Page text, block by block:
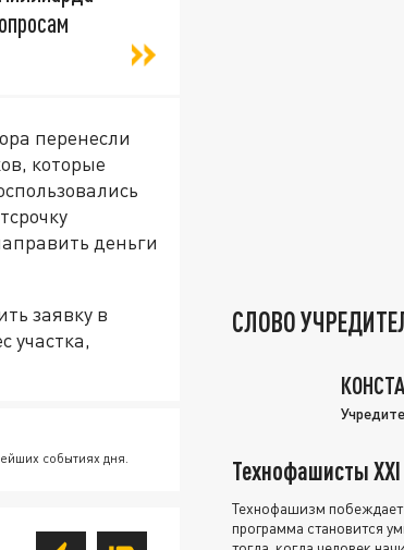
перенесли
которые
деньги
заявку в
участка,
событиях дня.
СЛОВО
Технофашисты XXI
Технофашизм побеждает
программа становится